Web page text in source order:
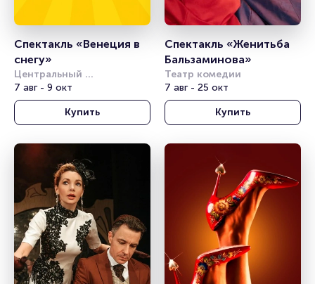
Спектакль «Венеция в
снегу»
Центральный
академический театр
Российской Армии
7 авг - 9 окт
Купить
Спектакль «Женитьба
Бальзаминова»
Театр комедии
7 авг - 25 окт
Купить